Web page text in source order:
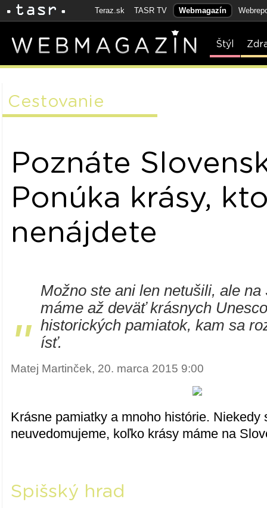
Teraz.sk TASR TV Webmagazín
Štýl
Cestovanie
Poznáte
Ponúka krásy,
nenájdete
"
Možno ste ani len netušili, ale na
máme až deväť krásnych
historických pamiatok, kam sa
ísť.
Matej Martinček, 20. marca 2015 9:00
Krásne pamiatky a mnoho histórie. Niekedy
neuvedomujeme, koľko krásy máme na
Spišský hrad